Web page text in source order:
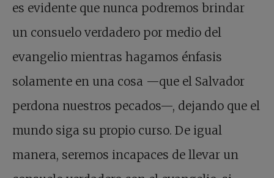
es evidente que nunca podremos brindar
un consuelo verdadero por medio del
evangelio mientras hagamos énfasis
solamente en una cosa —que el Salvador
perdona nuestros pecados—, dejando que el
mundo siga su propio curso. De igual
manera, seremos incapaces de llevar un